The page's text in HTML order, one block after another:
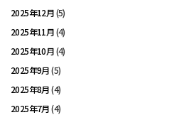
2025年12月(5)
2025年11月(4)
2025年10月(4)
2025年9月(5)
2025年8月(4)
2025年7月(4)